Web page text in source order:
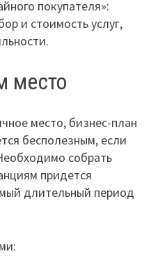
покупателя»:
и стоимость услуг,
место
место, бизнес-план
бесполезным, если
собрать
придется
длительный период